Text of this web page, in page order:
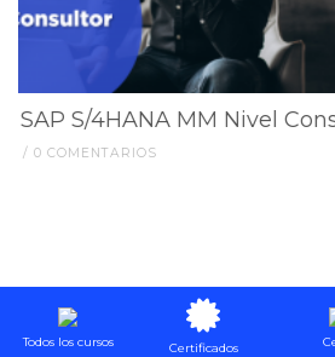
SAP INTEGRAL
FEBRERO 01,2023 / 0